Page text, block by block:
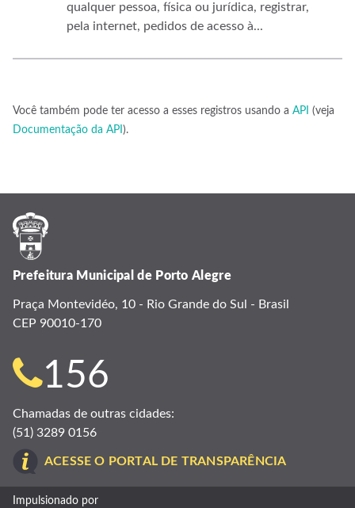
qualquer pessoa, física ou jurídica, registrar,
pela internet, pedidos de acesso à...
Você também pode ter acesso a esses registros usando a API (veja
Documentação da API ).
Prefeitura Municipal de Porto Alegre
Praça Montevidéo, 10 - Rio Grande do Sul - Brasil
CEP 90010-170
Telefone
para
contato:
156
Chamadas de outras cidades:
(51) 3289 0156
ACESSE O PORTAL DE TRANSPARÊNCIA
Impulsionado por